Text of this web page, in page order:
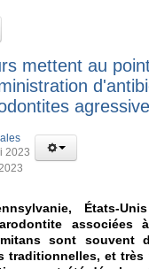
mettent au
2023
États-
associées
sont souvent
traditionnelles, et très